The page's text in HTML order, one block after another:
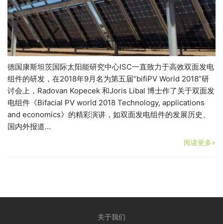
德国康斯坦茨国际太阳能研究中心ISC一直致力于高效双面发电
组件的研发，在2018年9月名为第五届“bifiPV World 2018”研
讨会上，Radovan Kopecek 和Joris Libal 博士作了关于双面发
电组件《Bifacial PV world 2018 Technology, applications
and economics》的精彩演讲，如双面发电组件的发展历史、
国内外报道…
阅读更多»
关于我们